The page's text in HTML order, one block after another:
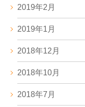
2019年2月
2019年1月
2018年12月
2018年10月
2018年7月